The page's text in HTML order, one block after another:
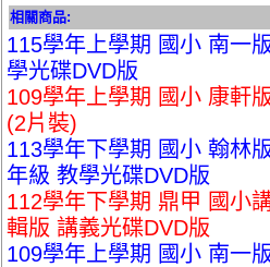
相關商品:
115學年上學期 國小 南一
學光碟DVD版
109學年上學期 國小 康軒
(2片裝)
113學年下學期 國小 翰林
年級 教學光碟DVD版
112學年下學期 鼎甲 國小
輯版 講義光碟DVD版
109學年上學期 國小 南一